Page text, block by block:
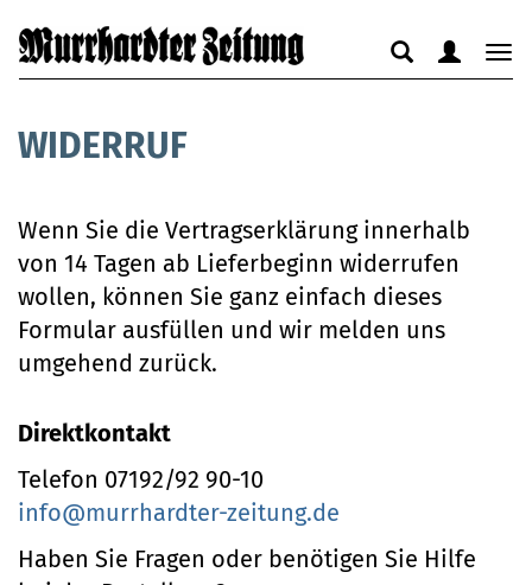
anzeigen
Suche
anzeigen
WIDERRUF
Wenn Sie die Vertragserklärung innerhalb
von 14 Tagen ab Lieferbeginn widerrufen
wollen, können Sie ganz einfach dieses
Formular ausfüllen und wir melden uns
umgehend zurück.
Direktkontakt
Telefon 07192/92 90-10
info@murrhardter-zeitung.de
Haben Sie Fragen oder benötigen Sie Hilfe